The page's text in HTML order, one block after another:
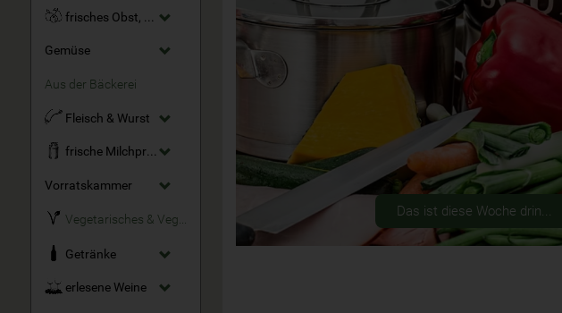
frisches Obst, Früchte & Nüsse
Gemüse
Aus der Bäckerei
Fleisch & Wurst
frische Milchprodukte
Vorratskammer
Getränke
erlesene Weine
Das ist diese Woche drin...